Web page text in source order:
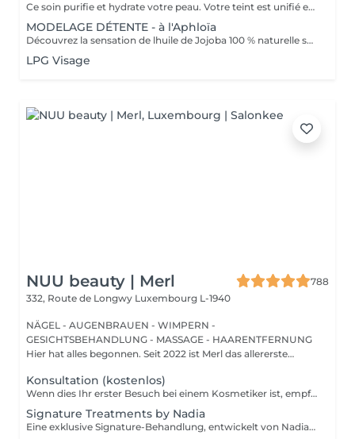
Ce soin purifie et hydrate votre peau. Votre teint est unifié et lumineux, grâce à l' alliance du Charbon Végétal et de l'édulis
MODELAGE DÉTENTE - à l'Aphloïa
Découvrez la sensation de lhuile de Jojoba 100 % naturelle sur votre peau. Nourrie, votre peau retrouve tout son confort. Libéré de ses tensions grâce aux mains habiles de notre esthéticienne, votre visage est détendu. Bénéfices : Nourrie, votre peau retrouve tout son confort.
LPG Visage
NUU beauty | Merl
788
332, Route de Longwy Luxembourg L-1940
NÄGEL - AUGENBRAUEN - WIMPERN -
GESICHTSBEHANDLUNG - MASSAGE - HAARENTFERNUNG
Hier hat alles begonnen. Seit 2022 ist Merl das allererste
Konsultation (kostenlos)
Wenn dies Ihr erster Besuch bei einem Kosmetiker ist, empfehlen wir, mit einer Beratung zu beginnen. Wie wird die Beratung durchgeführt? - nur Beratung - Wir bestimmen Ihren Hauttyp, besprechen Ihre gewünschten Ergebnisse, helfen Ihnen bei der Auswahl der richtigen Hautpflegeprodukte und entscheiden, welche Behandlung Ihre spezifischen Anliegen am besten anspricht. - Beratung + erste Behandlung - Wir bestimmen Ihren Hauttyp, besprechen Ihre gewünschten Ergebnisse, helfen Ihnen bei der Auswahl der richtigen Hautpflegeprodukte und entscheiden, welche Behandlung Ihre spezifischen Anliegen am besten anspricht. Wir führen die erste Behandlung direkt nach der Beratung durch.
Signature Treatments by Nadia
Eine exklusive Signature-Behandlung, entwickelt von Nadia, unserer Kosmetikerin, speziell für die empfindliche Augen- und Hals-/Dekolletépartie. Sie spendet intensive Feuchtigkeit und verbessert die Elastizität der Haut, wodurch Festigkeit, Geschmeidigkeit und ein sichtbar frischeres, revitalisiertes Hautbild gefördert werden. Die Behandlung hilft, das Erscheinungsbild feiner Linien zu reduzieren, verleiht der Augenpartie einen sanften aufhellenden Effekt und sorgt für ein natürliches Lifting-Ergebnis für einen erholten Blick und ein jugendlicheres Aussehen. Eine weitere Option kombiniert die intensive Feuchtigkeitspflege für Augen- und Halsbereich mit einer vollständigen Gesichtsbehandlung und bietet so ein besonders umfassendes Pflegeerlebnis.